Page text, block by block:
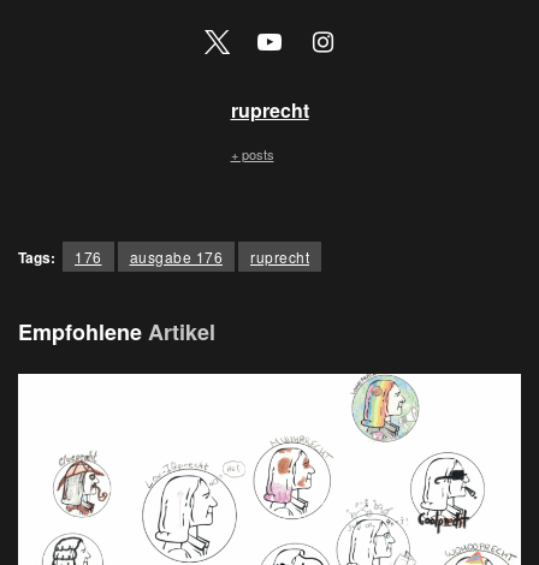
ruprecht
+ posts
Tags: 176 ausgabe 176 ruprecht
EmpfohleneArtikel